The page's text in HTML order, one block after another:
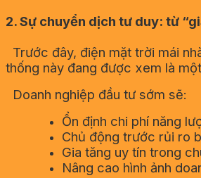
2.Sự chuyển dịch tư duy: từ
Trước đây, điện mặt trời mái
thống này đang được xem là
Doanh nghiệp đầu tư sớm sẽ:
Ổn định chi phí năng
Chủ động trước rủi ro
Gia tăng uy tín trong
Nâng cao hình ảnh